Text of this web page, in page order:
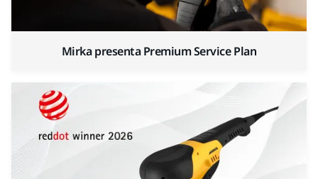
Mirka presenta Premium Service Plan